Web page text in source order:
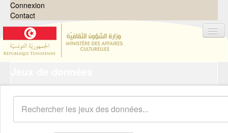
Connexion
Contact
Organisations
Groupes
Demandes 0